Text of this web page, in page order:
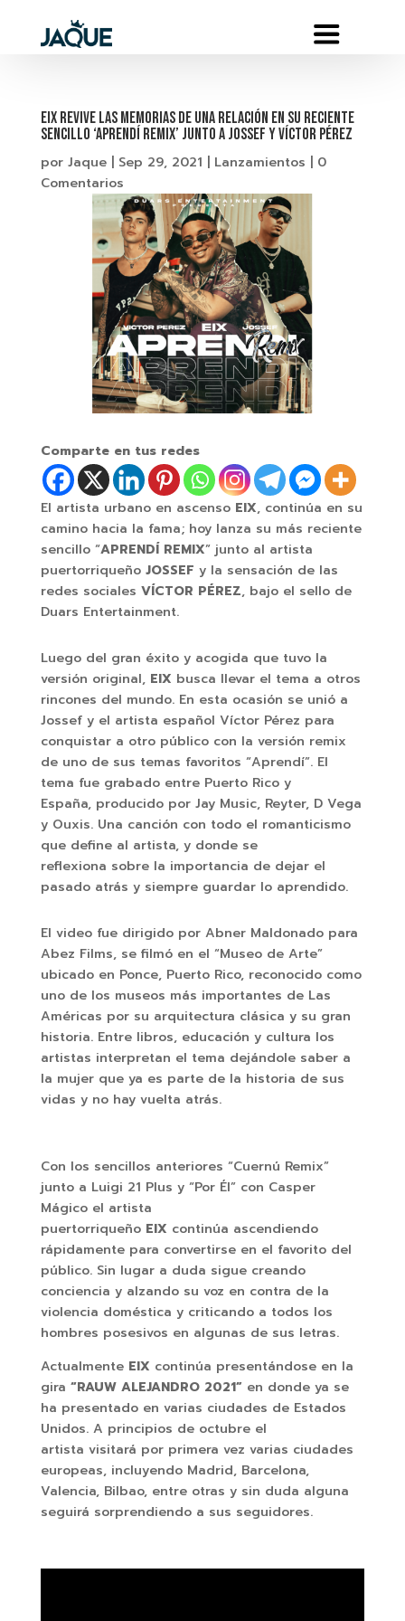
EIX REVIVE LAS MEMORIAS DE UNA RELACIÓN EN SU RECIENTE
SENCILLO ‘APRENDÍ REMIX’ JUNTO A JOSSEF Y VÍCTOR PÉREZ
por Jaque| Sep 29, 2021 Lanzamientos
0
Comentarios
Comparte en tus redes
El artista urbano en ascenso EIX, continúa en su
camino hacia la fama; hoy lanza su más reciente
sencillo “APRENDÍ REMIX” junto al artista
puertorriqueño JOSSEF y la sensación de las
redes sociales VÍCTOR PÉREZ, bajo el sello de
Duars Entertainment.
Luego del gran éxito y acogida que tuvo la
versión original, EIX busca llevar el tema a otros
rincones del mundo. En esta ocasión se unió a
Jossef y el artista español Víctor Pérez para
conquistar a otro público con la versión remix
de uno de sus temas favoritos “Aprendí”. El
tema fue grabado entre Puerto Rico y
España, producido por Jay Music, Reyter, D Vega
y Ouxis. Una canción con todo el romanticismo
que define al artista, y donde se
reflexiona sobre la importancia de dejar el
pasado atrás y siempre guardar lo aprendido.
El video fue dirigido por Abner Maldonado para
Abez Films, se filmó en el “Museo de Arte”
ubicado en Ponce, Puerto Rico, reconocido como
uno de los museos más importantes de Las
Américas por su arquitectura clásica y su gran
historia. Entre libros, educación y cultura los
artistas interpretan el tema dejándole saber a
la mujer que ya es parte de la historia de sus
vidas y no hay vuelta atrás.
Con los sencillos anteriores “Cuernú Remix”
junto a Luigi 21 Plus y “Por Él” con Casper
Mágico el artista
puertorriqueño EIX continúa ascendiendo
rápidamente para convertirse en el favorito del
público. Sin lugar a duda sigue creando
conciencia y alzando su voz en contra de la
violencia doméstica y criticando a todos los
hombres posesivos en algunas de sus letras.
Actualmente EIX continúa presentándose en la
gira “RAUW ALEJANDRO 2021”en donde ya se
ha presentado en varias ciudades de Estados
Unidos. A principios de octubre el
artista visitará por primera vez varias ciudades
europeas, incluyendo Madrid, Barcelona,
Valencia, Bilbao, entre otras y sin duda alguna
seguirá sorprendiendo a sus seguidores.